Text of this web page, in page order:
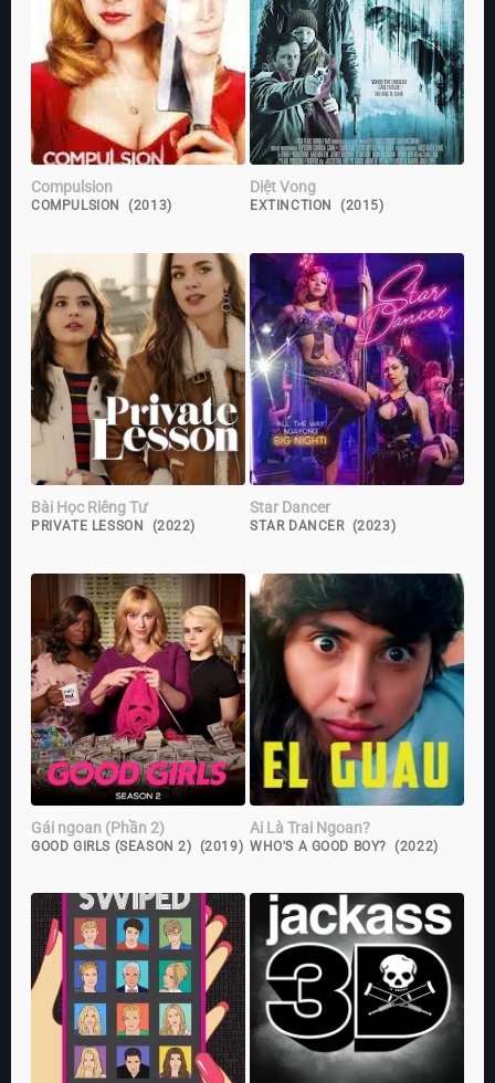
Compulsion
COMPULSION (2013)
Diệt Vong
EXTINCTION (2015)
Bài Học Riêng Tư
PRIVATE LESSON (2022)
Star Dancer
STAR DANCER (2023)
Gái ngoan (Phần 2)
GOOD GIRLS (SEASON 2) (2019)
Ai Là Trai Ngoan?
WHO'S A GOOD BOY? (2022)